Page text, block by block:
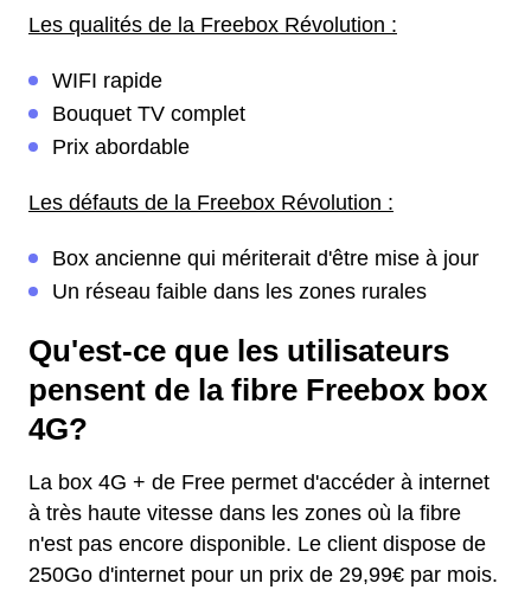
Les qualités de la Freebox Révolution :
WIFI rapide
Bouquet TV complet
Prix abordable
Les défauts de la Freebox Révolution :
Box ancienne qui mériterait d'être mise à jour
Un réseau faible dans les zones rurales
Qu'est-ce que les utilisateurs
pensent de la fibre Freebox box
4G?
La box 4G + de Free permet d'accéder à internet
à très haute vitesse dans les zones où la fibre
n'est pas encore disponible. Le client dispose de
250Go d'internet pour un prix de 29,99€ par mois.